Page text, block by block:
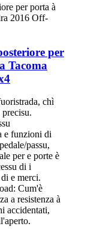
per
Tacoma
chì
precisu.
e funzioni di
passu,
per e porte è
di i
e merci.
Cum'è
a resistenza à
accidentati,